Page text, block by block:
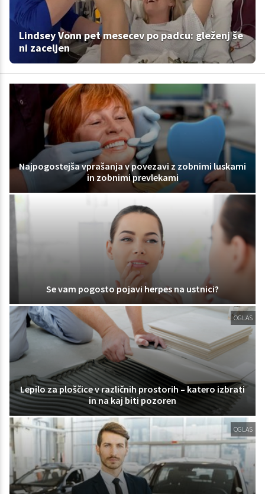
Lindsey Vonn pet mesecev po padcu: gleženj še
ni zaceljen
Najpogostejša vprašanja v povezavi z zobnimi luskami
in zobnimi prevlekami
Se vam pogosto pojavi herpes na ustnici?
OGLAS
Lepilo za ploščice v različnih prostorih – katero izbrati
in na kaj biti pozoren
OGLAS